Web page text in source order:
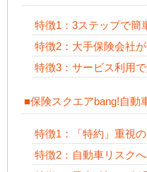
特徴1：3ステップで簡
特徴2：大手保険会社
特徴3：サービス利用
■保険スクエアbang!自動
特徴1：「特約」重視
特徴2：自動車リスク